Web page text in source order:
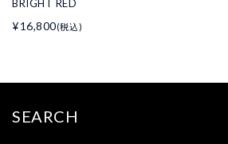
BRIGHT RED
¥16,800(税込)
SEARCH